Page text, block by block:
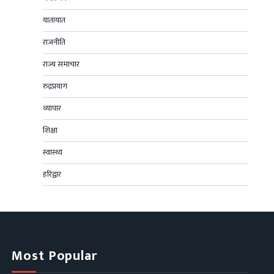
यातायात
राजनीति
राज्य समाचार
रुद्रप्रयाग
व्यापार
शिक्षा
स्वास्थ्य
हरिद्वार
Most Popular